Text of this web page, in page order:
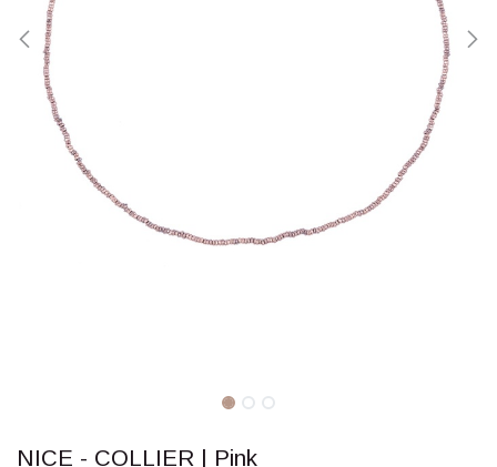
NICE - COLLIER | Pink